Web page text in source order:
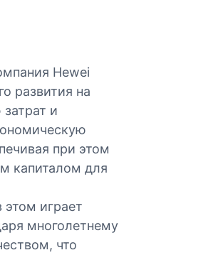
Hewei
развития на
и
при этом
капиталом для
этом играет
многолетнему
что